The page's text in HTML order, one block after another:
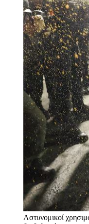
Αστυνομικοί